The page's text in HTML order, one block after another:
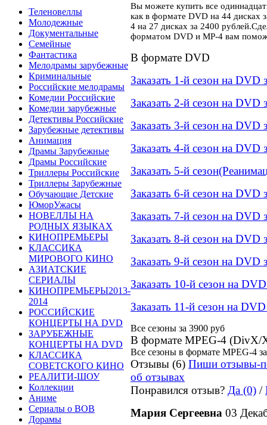
Теленовеллы
Молодежные
Документальные
Семейные
Фантастика
Мелодрамы зарубежные
Криминальные
Российские мелодрамы
Комедии Российские
Комедии зарубежные
Детективы Российские
Зарубежные детективы
Анимация
Драмы Зарубежные
Драмы Российские
Триллеры Российские
Триллеры Зарубежные
Обучающие Детские
ЮморУжасы
НОВЕЛЛЫ НА
РОДНЫХ ЯЗЫКАХ
КИНОПРЕМЬЕРЫ
КЛАССИКА
МИРОВОГО КИНО
АЗИАТСКИЕ
СЕРИАЛЫ
КИНОПРЕМЬЕРЫ2013-
2014
РОССИЙСКИЕ
КОНЦЕРТЫ НА DVD
ЗАРУБЕЖНЫЕ
КОНЦЕРТЫ НА DVD
КЛАССИКА
СОВЕТСКОГО КИНО
РЕАЛИТИ-ШОУ
Коллекции
Аниме
Сериалы о ВОВ
Дорамы
Вы можете купить все
как в формате DVD на 44 дисках
4 на 27 дисках за 2400
форматом DVD и MP-4 вам
В формате DVD
Заказать 1-й сезон на DVD
Заказать 2-й сезон на DVD
Заказать 3-й сезон на DVD
Заказать 4-й сезон на DVD
Заказать 5-й
Заказать 6-й сезон на DVD
Заказать 7-й сезон на DVD
Заказать 8-й сезон на DVD
Заказать 9-й сезон на DVD
Заказать 10-й сезон на
Заказать 11-й сезон на
Все сезоны за 3900 руб
В формате MPEG-4 (DivX/
Все сезоны в формате MPEG-4
Отзывы (6) Пиши отзывы-
об отзывах
Понравился отзыв? Да (0) /
Мария Сергеевна 03